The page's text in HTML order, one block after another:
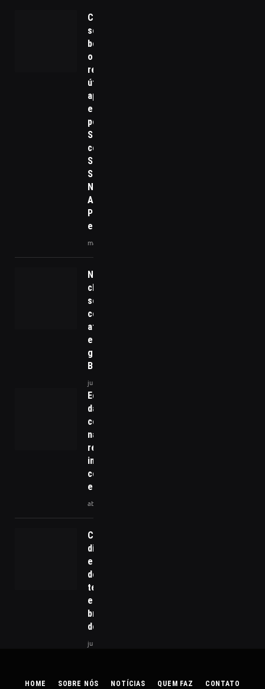
Como saber
se um
benefício
oferecido é
realmente
útil para
aposentados
e
pensionistas?
Saiba agora
com o
Sindnapi –
Sindicato
Nacional dos
Aposentados,
Pensionistas
e Idosos
março 20, 2026
Notícia
chocante:
senador
colombiano
atacado
em estado
grave no
Brasil
junho 9, 2025
Economia de
dados no Brasil:
como a política
nacional pode
redefinir
inovação,
competitividade
e crescimento
abril 30, 2026
Conferência
discute
estratégia
de ciência e
tecnologia
e plano
brasileiro
de IA
julho 30, 2024
HOME SOBRE NÓS NOTÍCIAS QUEM FAZ CONTATO